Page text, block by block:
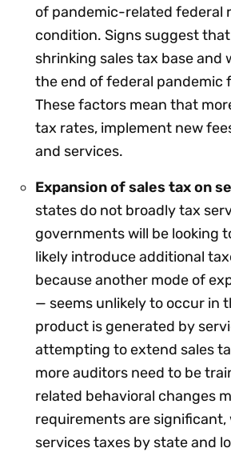
of pandemic-related federal
condition. Signs suggest
shrinking sales tax base
the end of federal pandemic
These factors mean that
tax rates, implement new
and services.
Expansion of sales tax on
states do not broadly tax
governments will be looking
likely introduce additional
because another mode of
— seems unlikely to occur in
product is generated by
attempting to extend sales
more auditors need to be
related behavioral changes
requirements are
services taxes by state and